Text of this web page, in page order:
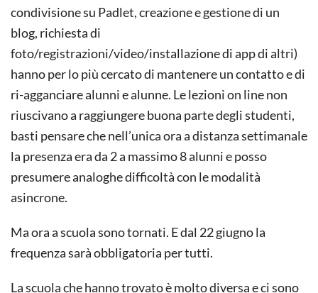
condivisione su Padlet, creazione e gestione di un
blog, richiesta di
foto/registrazioni/video/installazione di app di altri)
hanno per lo più cercato di mantenere un contatto e di
ri-agganciare alunni e alunne. Le lezioni on line non
riuscivano a raggiungere buona parte degli studenti,
basti pensare che nell’unica ora a distanza settimanale
la presenza era da 2 a massimo 8 alunni e posso
presumere analoghe difficoltà con le modalità
asincrone.
Ma ora a scuola sono tornati. E dal 22 giugno la
frequenza sarà obbligatoria per tutti.
La scuola che hanno trovato è molto diversa e ci sono